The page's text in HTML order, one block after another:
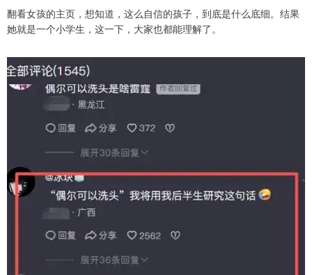
翻看女孩的主页，想知道，这么自信的孩子，到底是什么底细。结果
她就是一个小学生，这一下，大家也都能理解了。